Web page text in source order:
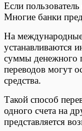
Если
Многие банки
На
устанавливаются
суммы денежного
переводов могут
средства.
Такой способ
одного счета на
представляется